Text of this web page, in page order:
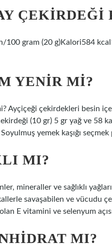
ÇEKIRDEĞI
100 gram (20 g)Kalori584
YENIR MI?
çekirdekleri besin
(10 gr) 5 gr yağ ve
Soyulmuş yemek kaşığı
MI?
mineraller ve sağlıklı
savaşabilen ve vücudu
E vitamini ve selenyum
MI?